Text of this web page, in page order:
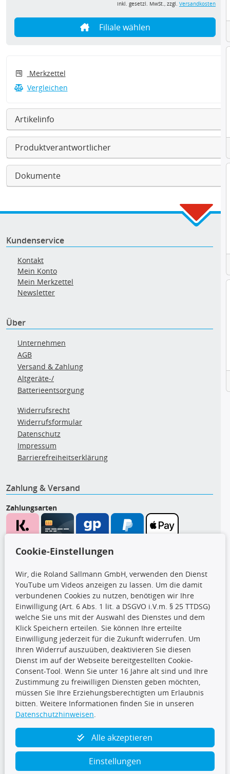
inkl. gesetzl. MwSt., zzgl. Versandkosten
Filiale wählen
Merkzettel
Vergleichen
Artikelinfo
Produktverantwortlicher
Dokumente
Kundenservice
Kontakt
Mein Konto
Mein Merkzettel
Newsletter
Über
Unternehmen
AGB
Versand & Zahlung
Altgeräte-/
Batterieentsorgung
Widerrufsrecht
Widerrufsformular
Datenschutz
Impressum
Barrierefreiheitserklärung
Zahlung & Versand
Zahlungsarten
CARAT Gruppe
Folge uns
TecDoc Inside
Cookie-Einstellungen
Wir, die Roland Sallmann GmbH, verwenden den Dienst
YouTube um Videos anzeigen zu lassen. Um die damit
verbundenen Cookies zu nutzen, benötigen wir Ihre
Einwilligung (Art. 6 Abs. 1 lit. a DSGVO i.V.m. § 25 TTDSG)
welche Sie uns mit der Auswahl des Dienstes und dem
Klick Speichern erteilen. Sie können Ihre erteilte
Einwilligung jederzeit für die Zukunft widerrufen. Um
Ihren Widerruf auszuüben, deaktivieren Sie diesen
Dienst im auf der Webseite bereitgestellten Cookie-
Consent-Tool. Wenn Sie unter 16 Jahre alt sind und Ihre
Zustimmung zu freiwilligen Diensten geben möchten,
müssen Sie Ihre Erziehungsberechtigten um Erlaubnis
bitten. Weitere Informationen finden Sie in unseren
Datenschutzhinweisen.
Alle akzeptieren
Einstellungen